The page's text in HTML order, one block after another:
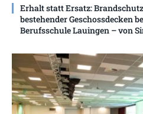
Erhalt statt Ersatz:
bestehender Geschossdecken
Berufsschule Lauingen – von